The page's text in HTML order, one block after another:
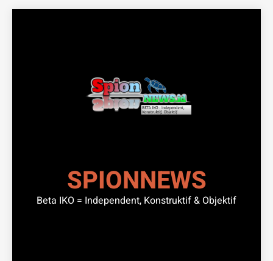
SPIONNEWS
Beta IKO = Independent, Konstruktif & Objektif